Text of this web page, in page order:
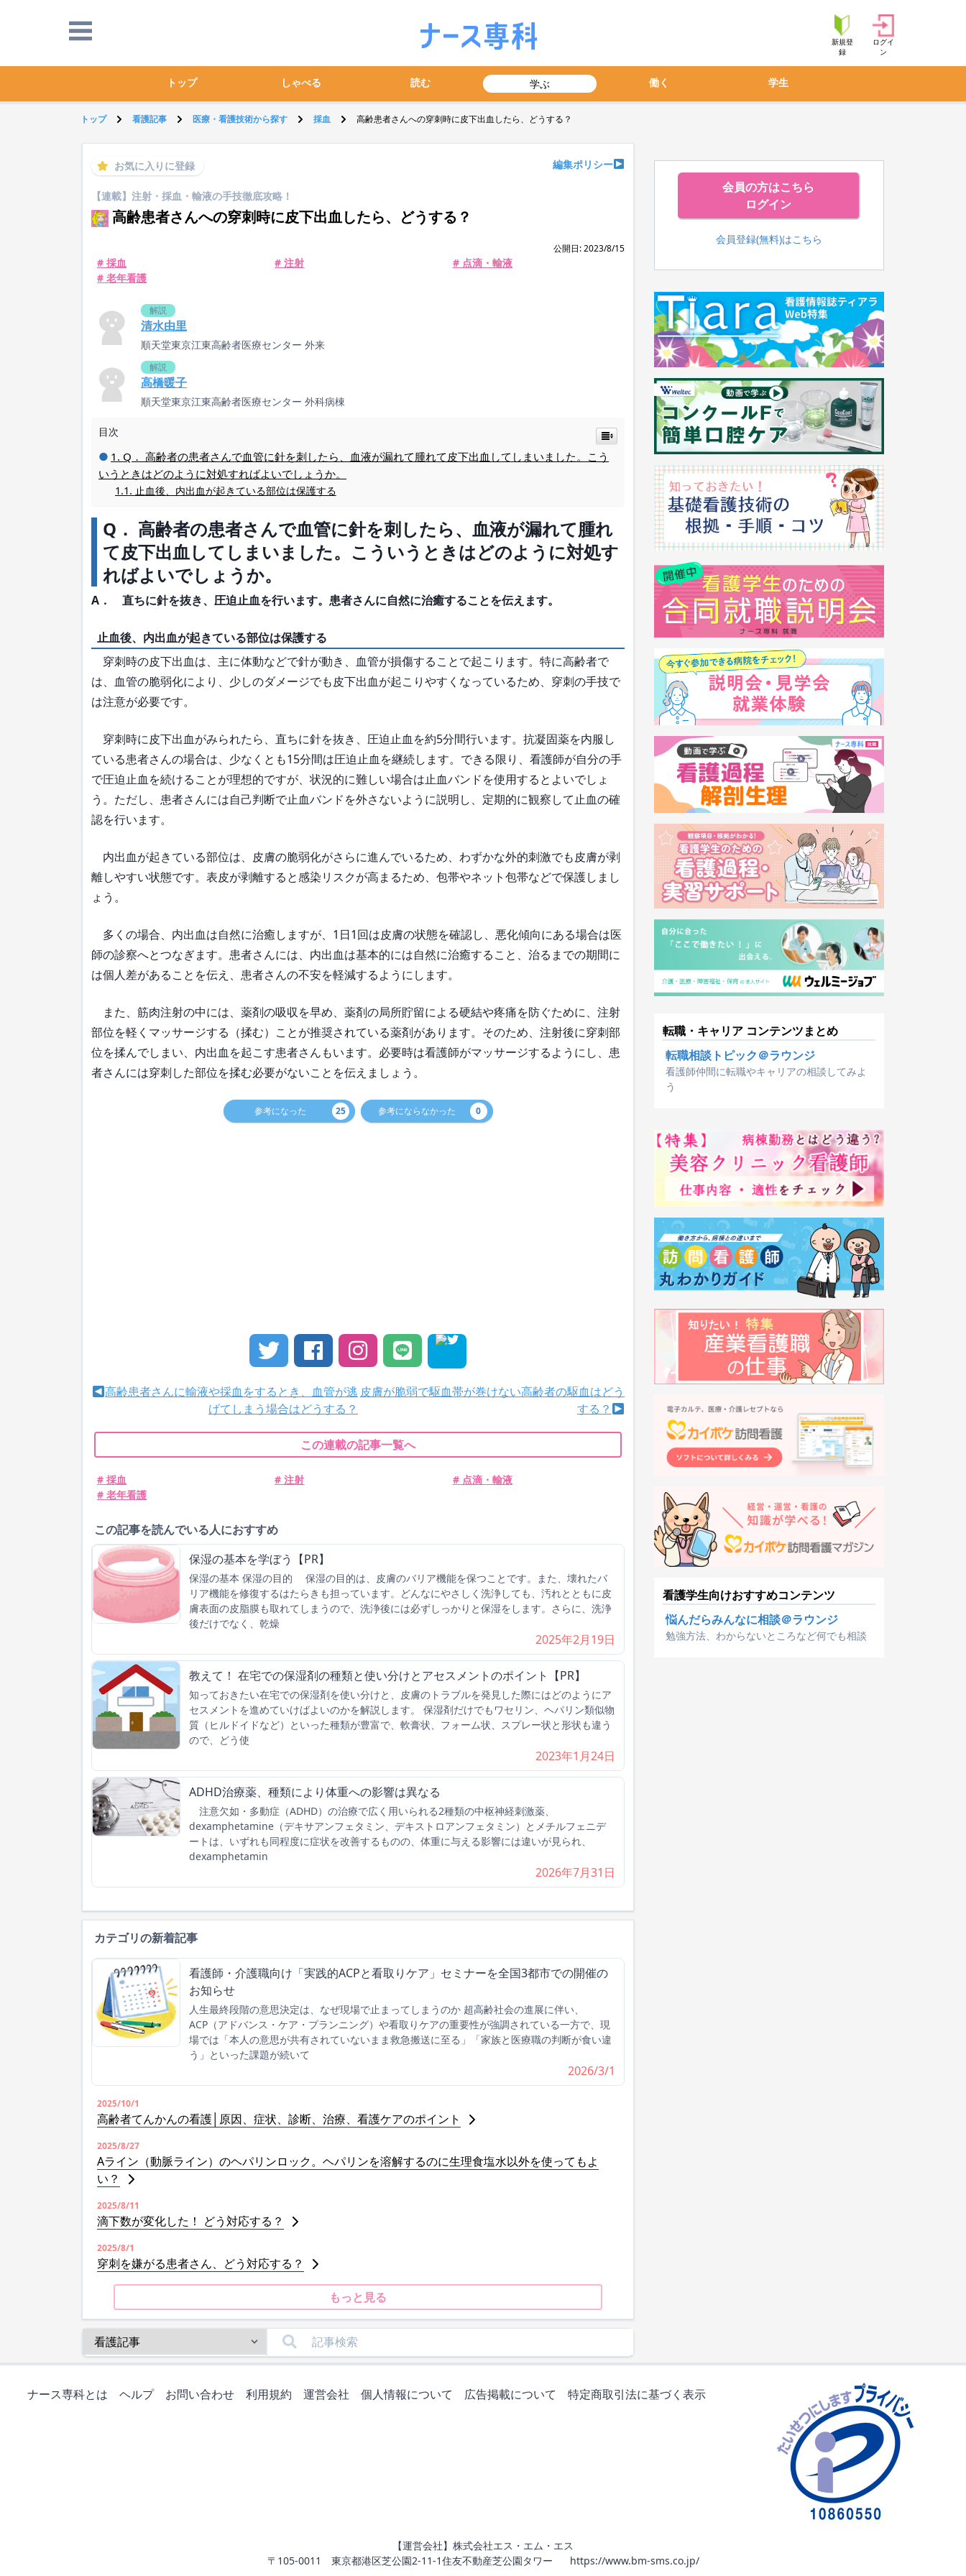
新規登
録
ログイ
ン
トップ しゃべる 読む 学ぶ 働く 学生
トップ 看護記事 医療・看護技術から探す 採血 高齢患者さんへの穿刺時に皮下出血したら、どうする？
お気に入りに登録 編集ポリシー
【連載】注射・採血・輸液の手技徹底攻略！
高齢患者さんへの穿刺時に皮下出血したら、どうする？
公開日: 2023/8/15
# 採血 # 注射
# 点滴・輸液
# 老年看護
解説
清水由里
順天堂東京江東高齢者医療センター 外来
解説
高橋暖子
順天堂東京江東高齢者医療センター 外科病棟
目次
Q． 高齢者の患者さんで血管に針を刺したら、血液が漏れて腫れて皮下出血してしまいました。こう
いうときはどのように対処すればよいでしょうか。
止血後、内出血が起きている部位は保護する
Q． 高齢者の患者さんで血管に針を刺したら、血液が漏れて腫れ
て皮下出血してしまいました。こういうときはどのように対処す
ればよいでしょうか。
A． 直ちに針を抜き、圧迫止血を行います。患者さんに自然に治癒することを伝えます。
止血後、内出血が起きている部位は保護する
穿刺時の皮下出血は、主に体動などで針が動き、血管が損傷することで起こります。特に高齢者で
は、血管の脆弱化により、少しのダメージでも皮下出血が起こりやすくなっているため、穿刺の手技で
は注意が必要です。
穿刺時に皮下出血がみられたら、直ちに針を抜き、圧迫止血を約5分間行います。抗凝固薬を内服し
ている患者さんの場合は、少なくとも15分間は圧迫止血を継続します。できる限り、看護師が自分の手
で圧迫止血を続けることが理想的ですが、状況的に難しい場合は止血バンドを使用するとよいでしょ
う。ただし、患者さんには自己判断で止血バンドを外さないように説明し、定期的に観察して止血の確
認を行います。
内出血が起きている部位は、皮膚の脆弱化がさらに進んでいるため、わずかな外的刺激でも皮膚が剥
離しやすい状態です。表皮が剥離すると感染リスクが高まるため、包帯やネット包帯などで保護しまし
ょう。
多くの場合、内出血は自然に治癒しますが、1日1回は皮膚の状態を確認し、悪化傾向にある場合は医
師の診察へとつなぎます。患者さんには、内出血は基本的には自然に治癒すること、治るまでの期間に
は個人差があることを伝え、患者さんの不安を軽減するようにします。
また、筋肉注射の中には、薬剤の吸収を早め、薬剤の局所貯留による硬結や疼痛を防ぐために、注射
部位を軽くマッサージする（揉む）ことが推奨されている薬剤があります。そのため、注射後に穿刺部
位を揉んでしまい、内出血を起こす患者さんもいます。必要時は看護師がマッサージするようにし、患
者さんには穿刺した部位を揉む必要がないことを伝えましょう。
参考になった 25 参考にならなかった 0
高齢患者さんに輸液や採血をするとき、血管が逃
げてしまう場合はどうする？
皮膚が脆弱で駆血帯が巻けない高齢者の駆血はどう
する？
この連載の記事一覧へ
# 採血 # 注射
# 点滴・輸液
# 老年看護
この記事を読んでいる人におすすめ
保湿の基本を学ぼう【PR】
保湿の基本 保湿の目的 保湿の目的は、皮膚のバリア機能を保つことです。また、壊れたバ
リア機能を修復するはたらきも担っています。どんなにやさしく洗浄しても、汚れとともに皮
膚表面の皮脂膜も取れてしまうので、洗浄後には必ずしっかりと保湿をします。さらに、洗浄
後だけでなく、乾燥
2025年2月19日
教えて！ 在宅での保湿剤の種類と使い分けとアセスメントのポイント【PR】
知っておきたい在宅での保湿剤を使い分けと、皮膚のトラブルを発見した際にはどのようにア
セスメントを進めていけばよいのかを解説します。 保湿剤だけでもワセリン、ヘパリン類似物
質（ヒルドイドなど）といった種類が豊富で、軟膏状、フォーム状、スプレー状と形状も違う
ので、どう使
2023年1月24日
ADHD治療薬、種類により体重への影響は異なる
注意欠如・多動症（ADHD）の治療で広く用いられる2種類の中枢神経刺激薬、
dexamphetamine（デキサアンフェタミン、デキストロアンフェタミン）とメチルフェニデ
ートは、いずれも同程度に症状を改善するものの、体重に与える影響には違いが見られ、
dexamphetamin
2026年7月31日
カテゴリの新着記事
看護師・介護職向け「実践的ACPと看取りケア」セミナーを全国3都市での開催の
お知らせ
人生最終段階の意思決定は、なぜ現場で止まってしまうのか 超高齢社会の進展に伴い、
ACP（アドバンス・ケア・プランニング）や看取りケアの重要性が強調されている一方で、現
場では「本人の意思が共有されていないまま救急搬送に至る」「家族と医療職の判断が食い違
う」といった課題が続いて
2026/3/1
2025/10/1
高齢者てんかんの看護│原因、症状、診断、治療、看護ケアのポイント
2025/8/27
Aライン（動脈ライン）のヘパリンロック。ヘパリンを溶解するのに生理食塩水以外を使ってもよ
い？
2025/8/11
滴下数が変化した！ どう対応する？
2025/8/1
穿刺を嫌がる患者さん、どう対応する？
もっと見る
会員の方はこちら
ログイン
会員登録(無料)はこちら
転職・キャリア コンテンツまとめ
転職相談トピック＠ラウンジ
看護師仲間に転職やキャリアの相談してみよ
う
看護学生向けおすすめコンテンツ
悩んだらみんなに相談＠ラウンジ
勉強方法、わからないところなど何でも相談
ナース専科とは ヘルプ お問い合わせ 利用規約 運営会社 個人情報について 広告掲載について 特定商取引法に基づく表示
【運営会社】株式会社エス・エム・エス
〒105-0011 東京都港区芝公園2-11-1住友不動産芝公園タワー
https://www.bm-sms.co.jp/